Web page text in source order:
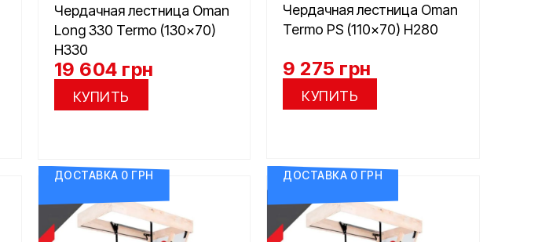
Чердачная лестница Oman
Long 330 Termo (130×70)
H330
19 604 грн
КУПИТЬ
Чердачная лестница Oman
Termo PS (110×70) H280
9 275 грн
КУПИТЬ
ДОСТАВКА 0 ГРН ДОСТАВКА 0 ГРН